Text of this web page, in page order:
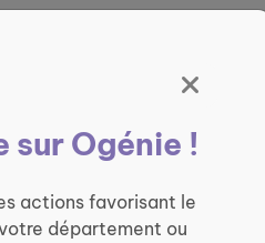
sur Ogénie !
actions favorisant le
département ou